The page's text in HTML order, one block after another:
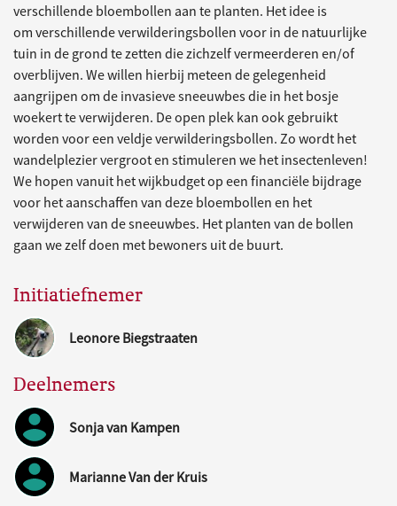
verschillende bloembollen aan te planten. Het idee is
om verschillende verwilderingsbollen voor in de natuurlijke
tuin in de grond te zetten die zichzelf vermeerderen en/of
overblijven. We willen hierbij meteen de gelegenheid
aangrijpen om de invasieve sneeuwbes die in het bosje
woekert te verwijderen. De open plek kan ook gebruikt
worden voor een veldje verwilderingsbollen. Zo wordt het
wandelplezier vergroot en stimuleren we het insectenleven!
We hopen vanuit het wijkbudget op een financiële bijdrage
voor het aanschaffen van deze bloembollen en het
verwijderen van de sneeuwbes. Het planten van de bollen
gaan we zelf doen met bewoners uit de buurt.
Initiatiefnemer
Leonore Biegstraaten
Deelnemers
Sonja van Kampen
Marianne Van der Kruis